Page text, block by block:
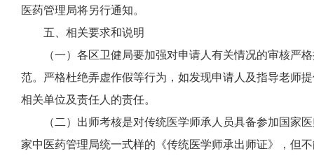
医药管理局将另行通知。
五、相关要求和说明
（一） 各区卫健局要加强对申请人有关情况的审核严
范。严格杜绝弄虚作假等行为，如发现申请人及指导老师
相关单位及责任人的责任。
（二）出师考核是对传统医学师承人员具备参加国家
家中医药管理局统一式样的《传统医学师承出师证》，但